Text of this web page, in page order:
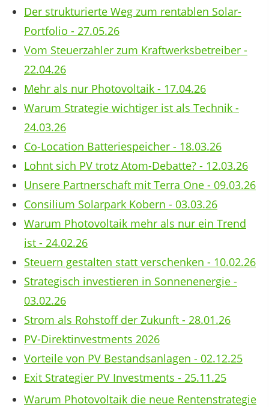
Der strukturierte Weg zum rentablen Solar-
Portfolio - 27.05.26
Vom Steuerzahler zum Kraftwerksbetreiber -
22.04.26
Mehr als nur Photovoltaik - 17.04.26
Warum Strategie wichtiger ist als Technik -
24.03.26
Co-Location Batteriespeicher - 18.03.26
Lohnt sich PV trotz Atom-Debatte? - 12.03.26
Unsere Partnerschaft mit Terra One - 09.03.26
Consilium Solarpark Kobern - 03.03.26
Warum Photovoltaik mehr als nur ein Trend
ist - 24.02.26
Steuern gestalten statt verschenken - 10.02.26
Strategisch investieren in Sonnenenergie -
03.02.26
Strom als Rohstoff der Zukunft - 28.01.26
PV-Direktinvestments 2026
Vorteile von PV Bestandsanlagen - 02.12.25
Exit Strategier PV Investments - 25.11.25
Warum Photovoltaik die neue Rentenstrategie